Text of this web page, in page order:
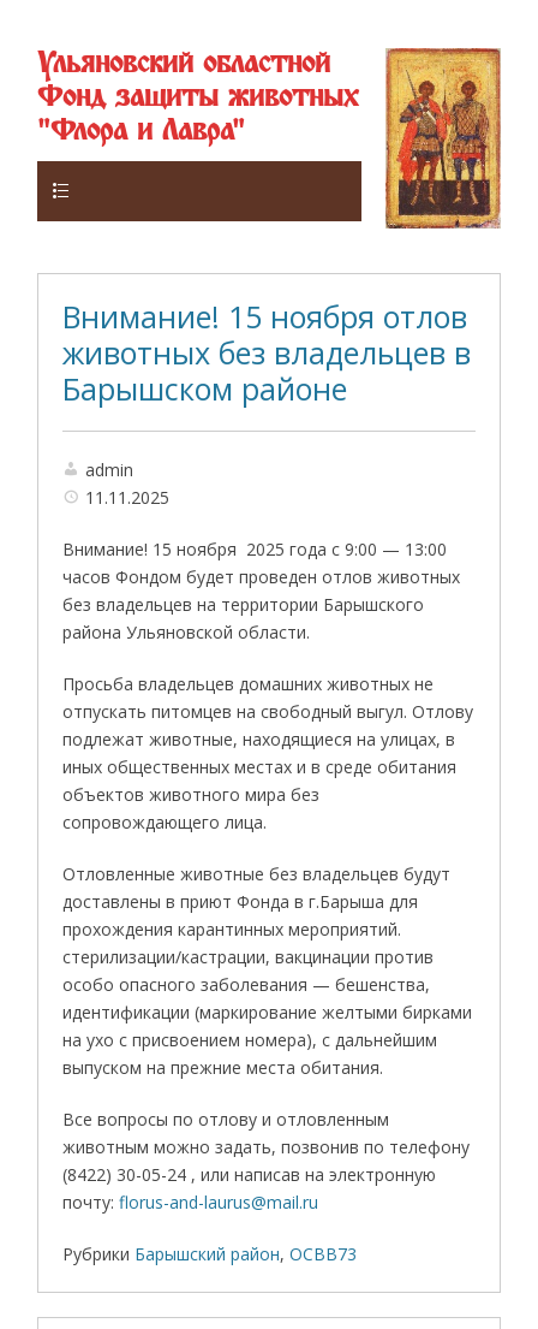
Ульяновский областной
Фонд защиты животных
"Флора и Лавра"
Внимание! 15 ноября отлов
животных без владельцев в
Барышском районе
admin
11.11.2025
Внимание! 15 ноября 2025 года с 9:00 — 13:00
часов Фондом будет проведен отлов животных
без владельцев на территории Барышского
района Ульяновской области.
Просьба владельцев домашних животных не
отпускать питомцев на свободный выгул. Отлову
подлежат животные, находящиеся на улицах, в
иных общественных местах и в среде обитания
объектов животного мира без
сопровождающего лица.
Отловленные животные без владельцев будут
доставлены в приют Фонда в г.Барыша для
прохождения карантинных мероприятий.
стерилизации/кастрации, вакцинации против
особо опасного заболевания — бешенства,
идентификации (маркирование желтыми бирками
на ухо с присвоением номера), с дальнейшим
выпуском на прежние места обитания.
Все вопросы по отлову и отловленным
животным можно задать, позвонив по телефону
(8422) 30-05-24 , или написав на электронную
почту:florus-and-laurus@mail.ru
Рубрики Барышский район,ОСВВ73